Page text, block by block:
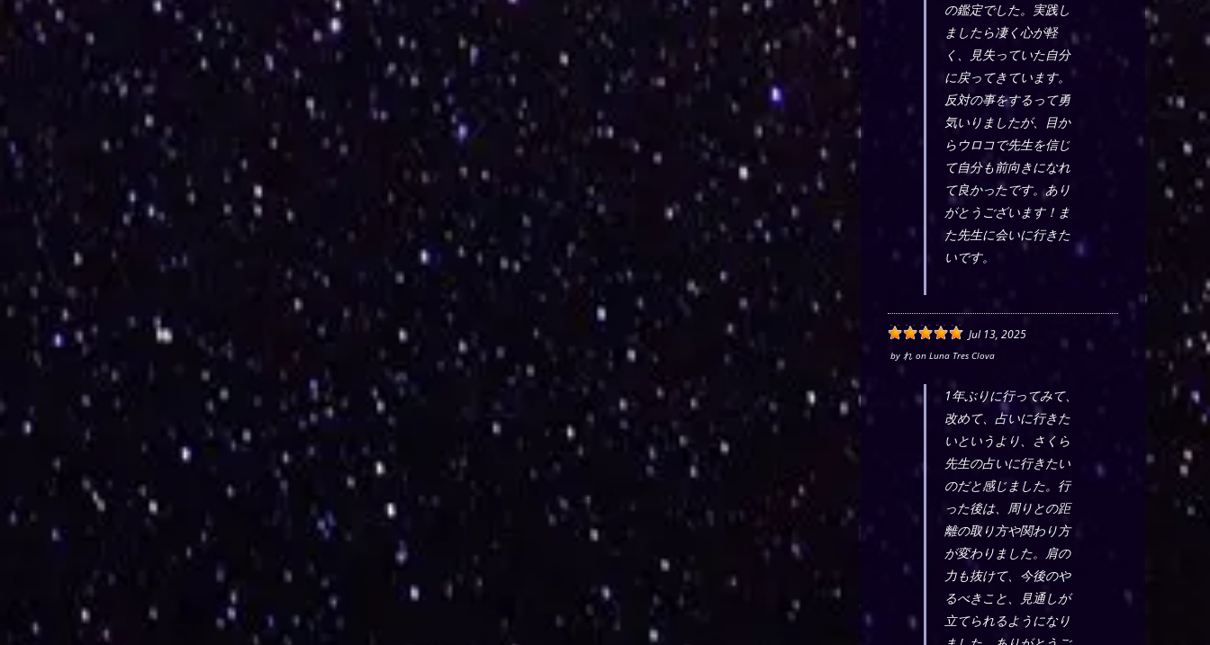
の鑑定でした。実践し
ましたら凄く心が軽
く、見失っていた自分
に戻ってきています。
反対の事をするって勇
気いりましたが、目か
らウロコで先生を信じ
て自分も前向きになれ
て良かったです。あり
がとうございます！ま
た先生に会いに行きた
いです。
Jul 13, 2025
by れ on Luna Tres Clova
1年ぶりに行ってみて、
改めて、占いに行きた
いというより、さくら
先生の占いに行きたい
のだと感じました。行
った後は、周りとの距
離の取り方や関わり方
が変わりました。肩の
力も抜けて、今後のや
るべきこと、見通しが
立てられるようになり